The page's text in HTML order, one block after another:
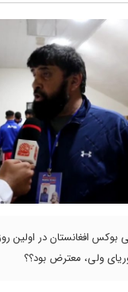
بوکس افغانستان در اولین
ولی، معترض بود؟؟